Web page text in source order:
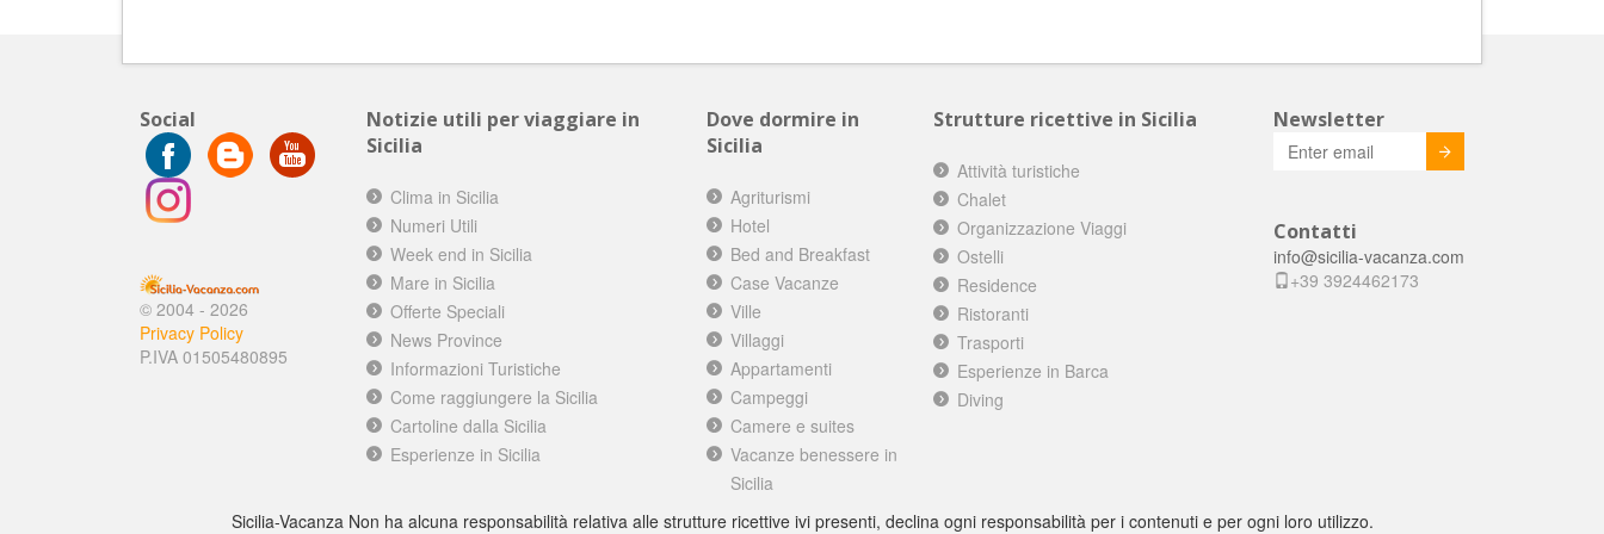
Social
© 2004 - 2026
Privacy Policy
P.IVA 01505480895
Notizie utili per viaggiare in
Sicilia
Clima in Sicilia
Numeri Utili
Week end in Sicilia
Mare in Sicilia
Offerte Speciali
News Province
Informazioni Turistiche
Come raggiungere la Sicilia
Cartoline dalla Sicilia
Esperienze in Sicilia
Dove dormire in
Sicilia
Agriturismi
Hotel
Bed and Breakfast
Case Vacanze
Ville
Villaggi
Appartamenti
Campeggi
Camere e suites
Vacanze benessere in
Sicilia
Strutture ricettive in Sicilia
Attività turistiche
Chalet
Organizzazione Viaggi
Ostelli
Residence
Ristoranti
Trasporti
Esperienze in Barca
Diving
Newsletter
Invia
Contatti
info@sicilia-vacanza.com
+39 3924462173
Sicilia-Vacanza Non ha alcuna responsabilità relativa alle strutture ricettive ivi presenti, declina ogni responsabilità per i contenuti e per ogni loro utilizzo.